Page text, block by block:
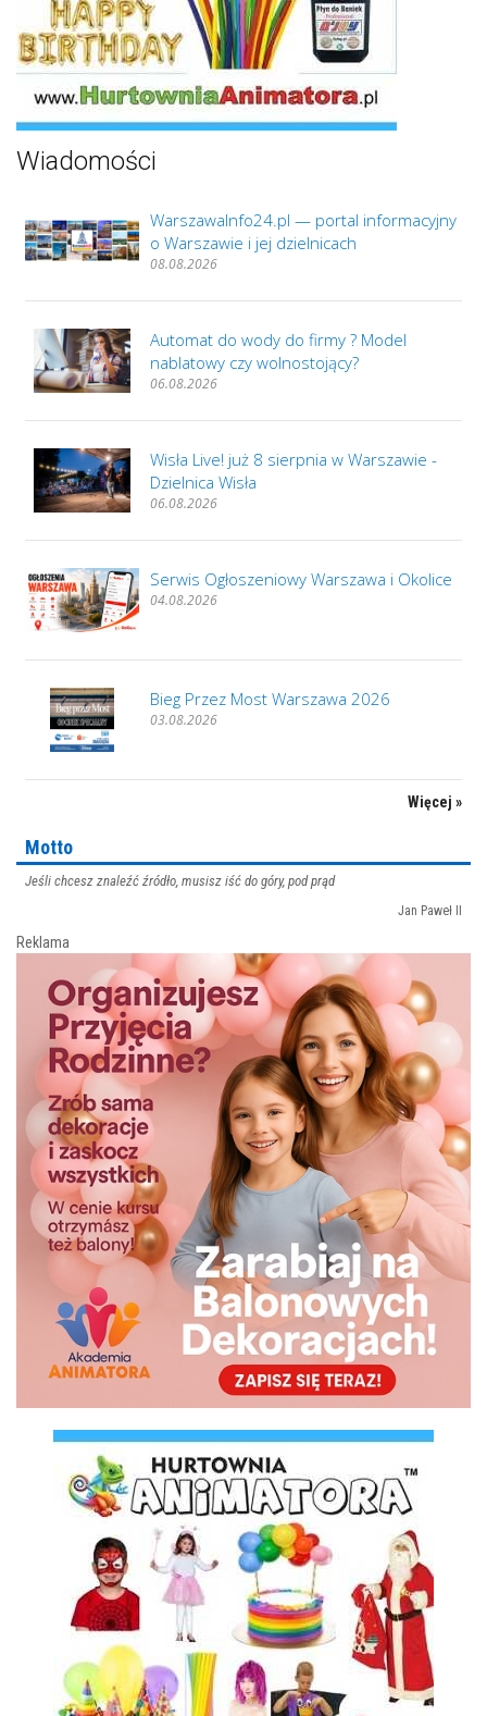
Wiadomości
WarszawaInfo24.pl — portal informacyjny
o Warszawie i jej dzielnicach
08.08.2026
Automat do wody do firmy ? Model
nablatowy czy wolnostojący?
06.08.2026
Wisła Live! już 8 sierpnia w Warszawie -
Dzielnica Wisła
06.08.2026
Serwis Ogłoszeniowy Warszawa i Okolice
04.08.2026
Bieg Przez Most Warszawa 2026
03.08.2026
Więcej »
Motto
Jeśli chcesz znaleźć źródło, musisz iść do góry, pod prąd
Jan Paweł II
Reklama